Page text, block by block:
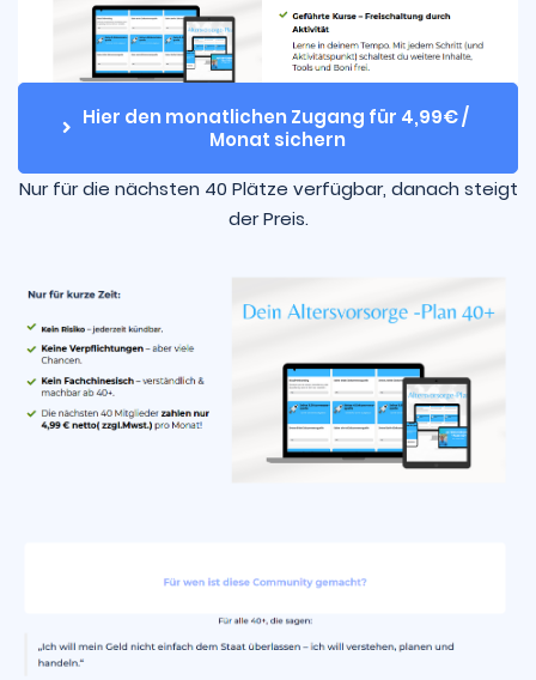
Hier den monatlichen Zugang für 4,99€ /
Monat sichern
Nur für die nächsten 40 Plätze verfügbar, danach steigt
der Preis.